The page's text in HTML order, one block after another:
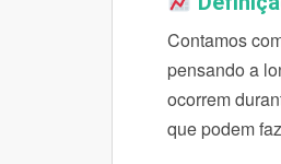
Contamos
pensando a
ocorrem
que podem